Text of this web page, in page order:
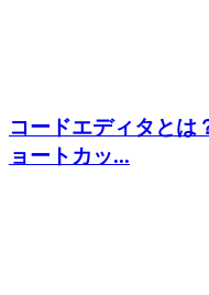
コードエディタとは
ョートカッ...